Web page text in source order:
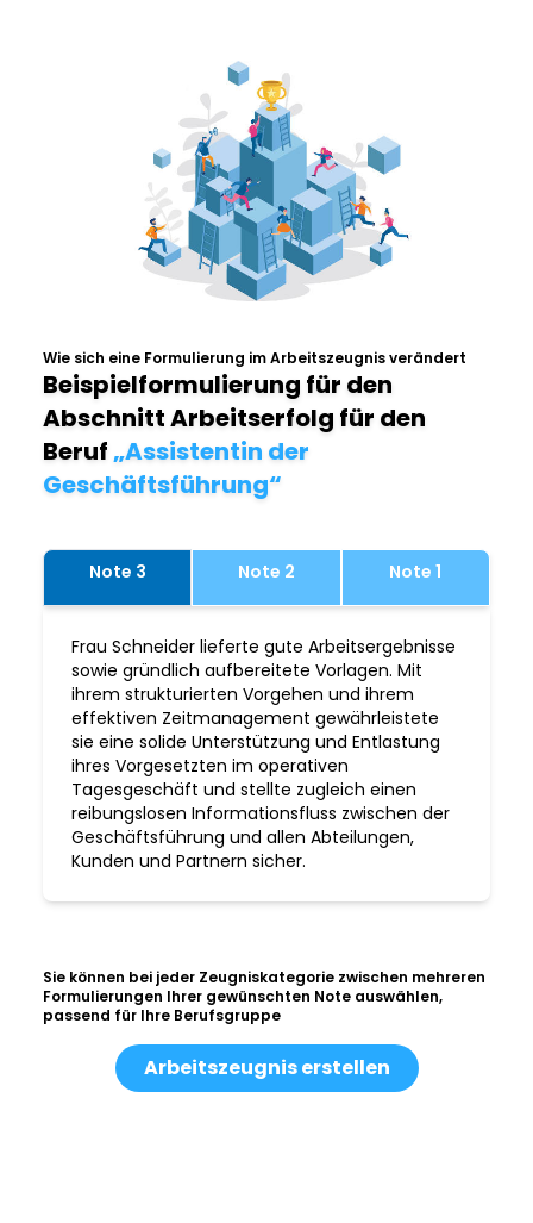
Wie sich eine Formulierung im Arbeitszeugnis verändert
Beispielformulierung für den
Abschnitt Arbeitserfolg für den
Beruf„Assistentin der
Geschäftsführung“
Note 3 Note 2 Note 1
Frau Schneider lieferte gute Arbeitsergebnisse
sowie gründlich aufbereitete Vorlagen. Mit
ihrem strukturierten Vorgehen und ihrem
effektiven Zeitmanagement gewährleistete
sie eine solide Unterstützung und Entlastung
ihres Vorgesetzten im operativen
Tagesgeschäft und stellte zugleich einen
reibungslosen Informationsfluss zwischen der
Geschäftsführung und allen Abteilungen,
Kunden und Partnern sicher.
Sie können bei jeder Zeugniskategorie zwischen mehreren
Formulierungen Ihrer gewünschten Note auswählen,
passend für Ihre Berufsgruppe
Arbeitszeugnis erstellen